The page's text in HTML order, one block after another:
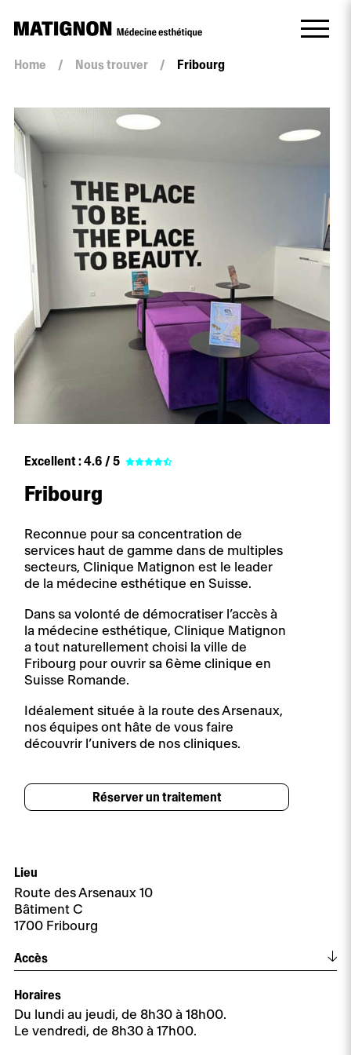
Home / Nous trouver / Fribourg
Clinique
FRIBOURG
Excellent :4.6 / 5
Fribourg
Reconnue pour sa concentration de
services haut de gamme dans de multiples
secteurs, Clinique Matignon est le leader
de la médecine esthétique en Suisse.
Dans sa volonté de démocratiser l’accès à
la médecine esthétique, Clinique Matignon
a tout naturellement choisi la ville de
Fribourg pour ouvrir sa 6ème clinique en
Suisse Romande.
Idéalement située à la route des Arsenaux,
nos équipes ont hâte de vous faire
découvrir l’univers de nos cliniques.
Réserver un traitement
Lieu
Route des Arsenaux 10
Bâtiment C
1700 Fribourg
Accès
Itinéraire
Parkings
Pérolles Centre-Migros de Pérolles (ouvert 24/24
Horaires
Du lundi au jeudi, de 8h30 à 18h00.
Le vendredi, de 8h30 à 17h00.